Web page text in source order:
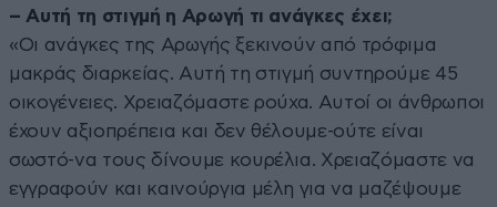
– Αυτή τη στιγμή η Αρωγή τι ανάγκες έχει;
«Οι ανάγκες της Αρωγής ξεκινούν από τρόφιμα
μακράς διαρκείας. Αυτή τη στιγμή συντηρούμε 45
οικογένειες. Χρειαζόμαστε ρούχα. Αυτοί οι άνθρωποι
έχουν αξιοπρέπεια και δεν θέλουμε-ούτε είναι
σωστό-να τους δίνουμε κουρέλια. Χρειαζόμαστε να
εγγραφούν και καινούργια μέλη για να μαζέψουμε